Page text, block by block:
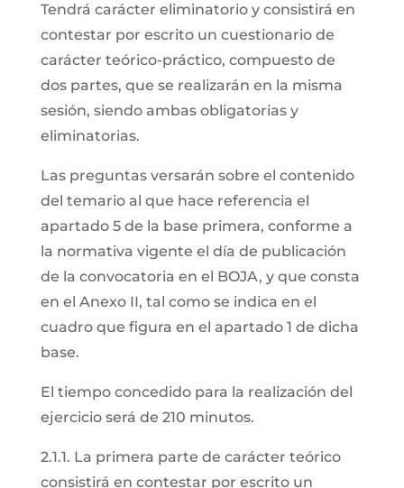
Tendrá carácter eliminatorio y consistirá en
contestar por escrito un cuestionario de
carácter teórico-práctico, compuesto de
dos partes, que se realizarán en la misma
sesión, siendo ambas obligatorias y
eliminatorias.
Las preguntas versarán sobre el contenido
del temario al que hace referencia el
apartado 5 de la base primera, conforme a
la normativa vigente el día de publicación
de la convocatoria en el BOJA, y que consta
en el Anexo II, tal como se indica en el
cuadro que figura en el apartado 1 de dicha
base.
El tiempo concedido para la realización del
ejercicio será de 210 minutos.
2.1.1. La primera parte de carácter teórico
consistirá en contestar por escrito un